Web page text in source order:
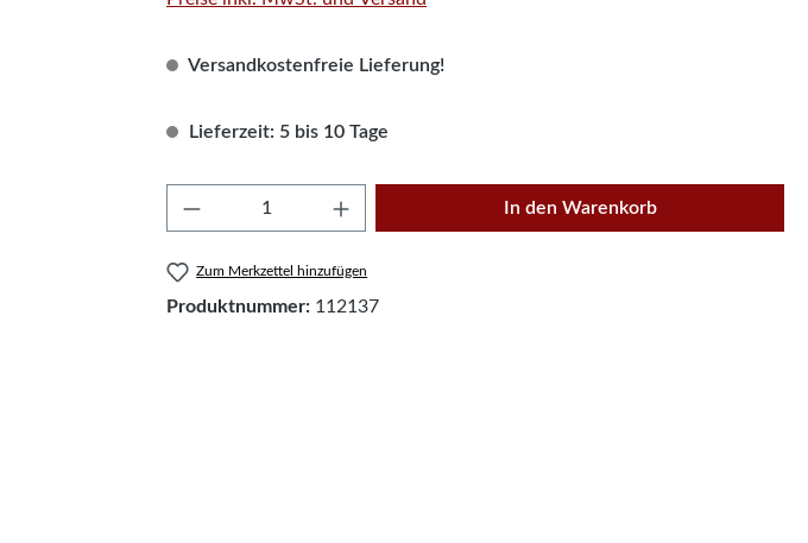
Versandkostenfreie Lieferung!
Lieferzeit: 5 bis 10 Tage
Produkt Anzahl: Gib den gewünschten Wert ein
In den Warenkorb
Zum Merkzettel hinzufügen
Produktnummer: 112137